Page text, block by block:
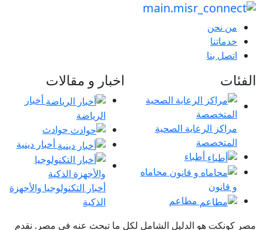
من نحن
خدماتنا
اتصل بنا
الفئات
مراكز الرعاية الصحية
المتخصصة
أطباء
محاماه
و قانون
مطاعم
اخبار و مقالات
أخبار
الرياضة
حوادث
أخبار دينية
أخبار التكنولوجيا والأجهزة
الذكية
مصر كونكت هو الدليل الشامل لكل ما تبحث عنه في مصر. نقدم